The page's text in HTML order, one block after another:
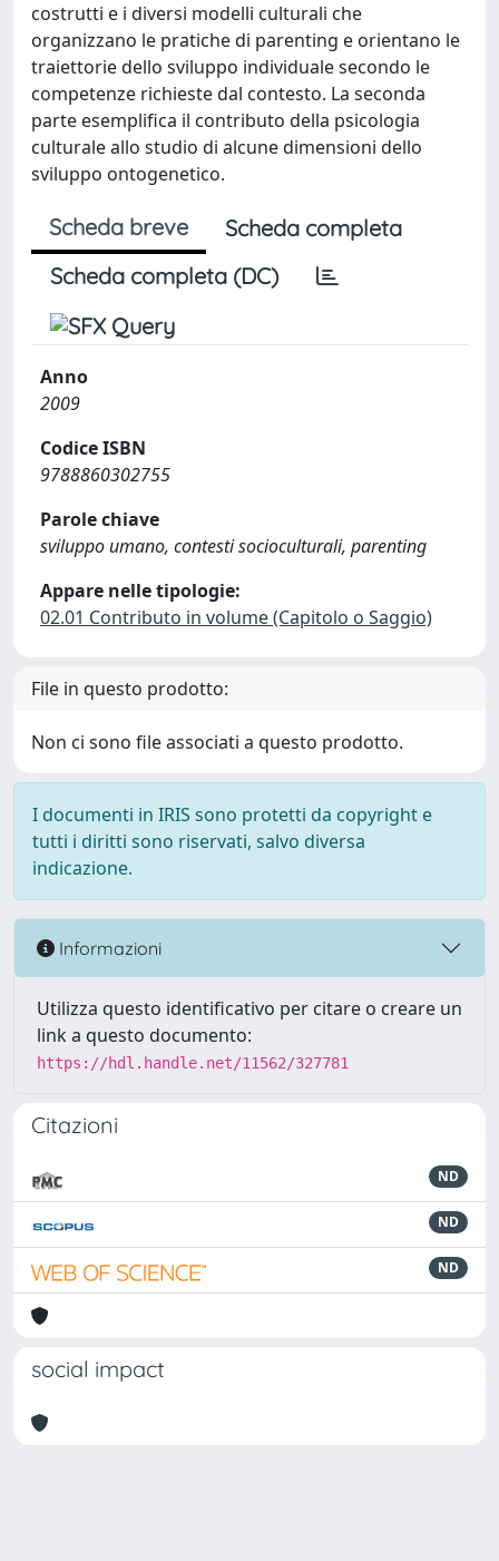
costrutti e i diversi modelli culturali che
organizzano le pratiche di parenting e orientano le
traiettorie dello sviluppo individuale secondo le
competenze richieste dal contesto. La seconda
parte esemplifica il contributo della psicologia
culturale allo studio di alcune dimensioni dello
sviluppo ontogenetico.
Scheda breve
Scheda completa
Scheda completa (DC)
Anno
2009
Codice ISBN
9788860302755
Parole chiave
sviluppo umano, contesti socioculturali, parenting
Appare nelle tipologie:
02.01 Contributo in volume (Capitolo o Saggio)
File in questo prodotto:
Non ci sono file associati a questo prodotto.
I documenti in IRIS sono protetti da copyright e
tutti i diritti sono riservati, salvo diversa
indicazione.
Informazioni
Utilizza questo identificativo per citare o creare un
link a questo documento:
https://hdl.handle.net/11562/327781
Citazioni
ND
ND
ND
social impact